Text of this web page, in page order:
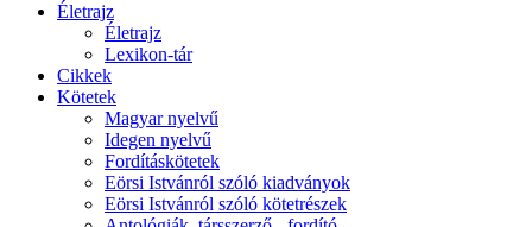
Életrajz
Életrajz
Lexikon-tár
Cikkek
Kötetek
Magyar nyelvű
Idegen nyelvű
Fordításkötetek
Eörsi Istvánról szóló kiadványok
Eörsi Istvánról szóló kötetrészek